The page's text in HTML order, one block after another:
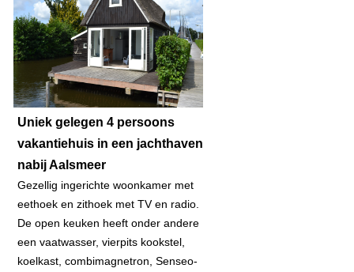
Uniek gelegen 4 persoons
vakantiehuis in een jachthaven
nabij Aalsmeer
Gezellig ingerichte woonkamer met
eethoek en zithoek met TV en radio.
De open keuken heeft onder andere
een vaatwasser, vierpits kookstel,
koelkast, combimagnetron, Senseo-